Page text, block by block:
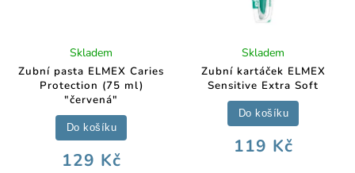
Zubní pasta ELMEX Caries
Protection (75 ml)
"červená"
Skladem
129 Kč
Do košíku
Zubní kartáček ELMEX
Sensitive Extra Soft
Skladem
119 Kč
Do košíku